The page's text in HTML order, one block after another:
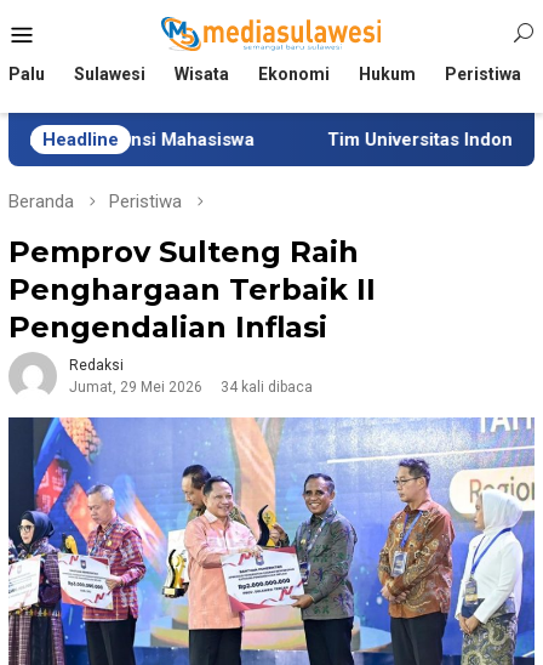
ke
Mobile
Palu Sulawesi Wisata Ekonomi Hukum Peristiwa
Headline
Mahasiswa Tim Universitas Indonesia Jalani
Beranda Peristiwa
Pemprov Sulteng Raih
Penghargaan Terbaik II
Pengendalian Inflasi
Redaksi
Jumat, 29 Mei 2026
34 kali dibaca